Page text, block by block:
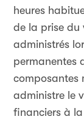
heures
de la prise du
administrés
permanentes
composantes
administre le
financiers à